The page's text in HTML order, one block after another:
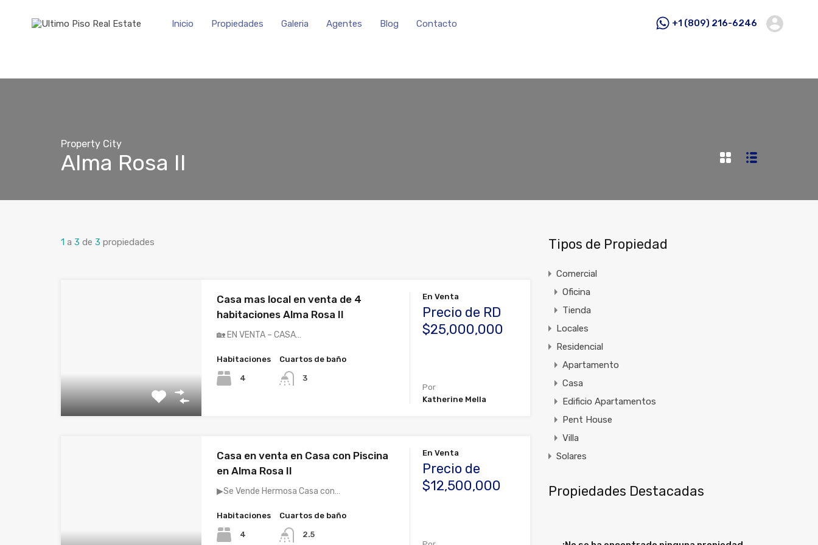
Inicio Propiedades Galeria Agentes Blog Contacto +1 (809) 216-6246
Property City
Alma Rosa II
1 a 3 de 3 propiedades
Casa mas local en venta de 4
habitaciones Alma Rosa II
🏡 EN VENTA – CASA…
Habitaciones
4
Cuartos de baño
3
En Venta
Precio de RD
$25,000,000
Por
Katherine Mella
Casa en venta en Casa con Piscina
en Alma Rosa II
▶Se Vende Hermosa Casa con…
Habitaciones
4
Cuartos de baño
2.5
En Venta
Precio de
$12,500,000
Tipos de Propiedad
Comercial
Oficina
Tienda
Locales
Residencial
Apartamento
Casa
Edificio Apartamentos
Pent House
Villa
Solares
Propiedades Destacadas